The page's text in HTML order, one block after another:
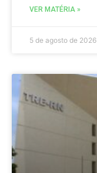
VER MATÉRIA »
5 de agosto de 2026